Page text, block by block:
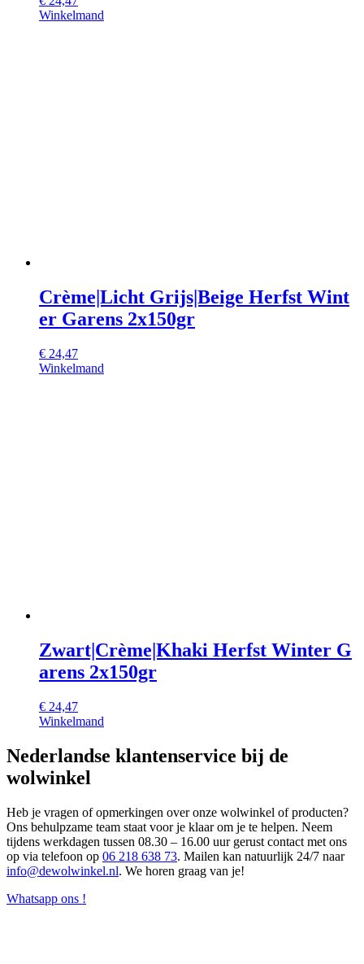
Winkelmand
Crème|Licht Grijs|Beige Herfst Wint
er Garens 2x150gr
€ 24,47
Winkelmand
Zwart|Crème|Khaki Herfst Winter G
arens 2x150gr
€ 24,47
Winkelmand
Nederlandse klantenservice bij de
wolwinkel
Heb je vragen of opmerkingen over onze wolwinkel of producten?
Ons behulpzame team staat voor je klaar om je te helpen. Neem
tijdens werkdagen tussen 08.30 – 16.00 uur gerust contact met ons
op via telefoon op 06 218 638 73. Mailen kan natuurlijk 24/7 naar
info@dewolwinkel.nl. We horen graag van je!
Whatsapp ons !